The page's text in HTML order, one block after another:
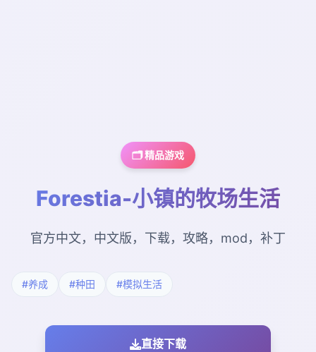
🗂️ 精品游戏
Forestia-小镇的牧场生活
官方中文，中文版，下载，攻略，mod，补丁
#养成 #种田 #模拟生活
直接下载